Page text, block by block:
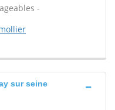
-
sur seine